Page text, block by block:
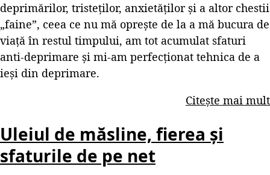
deprimărilor, tristeților, anxietăților și a altor chestii
„faine”, ceea ce nu mă oprește de la a mă bucura de
viață în restul timpului, am tot acumulat sfaturi
anti-deprimare și mi-am perfecționat tehnica de a
ieși din deprimare.
Citește mai mult
Uleiul de măsline, fierea și
sfaturile de pe net